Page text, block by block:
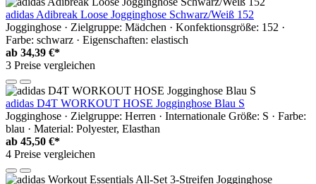
adidas Adibreak Loose Jogginghose Schwarz/Weiß 152
Jogginghose · Zielgruppe: Mädchen · Konfektionsgröße: 152 ·
Farbe: schwarz · Eigenschaften: elastisch
ab 34,39 €*
3 Preise vergleichen
adidas D4T WORKOUT HOSE Jogginghose Blau S
Jogginghose · Zielgruppe: Herren · Internationale Größe: S · Farbe:
blau · Material: Polyester, Elasthan
ab 45,50 €*
4 Preise vergleichen